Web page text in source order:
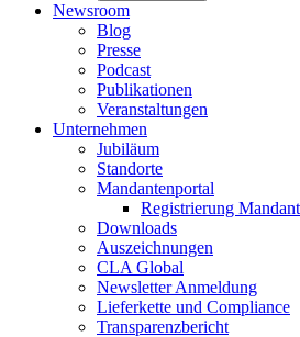
Newsroom
Blog
Presse
Podcast
Publikationen
Veranstaltungen
Unternehmen
Jubiläum
Standorte
Mandantenportal
Registrierung
Downloads
Auszeichnungen
CLA Global
NewsletterAnmeldung
Lieferkette und Compliance
Transparenzbericht